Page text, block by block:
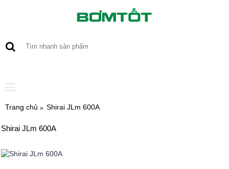
Trang chủ Shirai JLm 600A
Shirai JLm 600A